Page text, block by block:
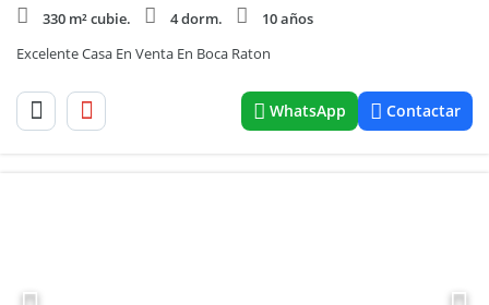
330 m² cubie.
4 dorm.
10 años
Excelente Casa En Venta En Boca Raton
WhatsApp Contactar